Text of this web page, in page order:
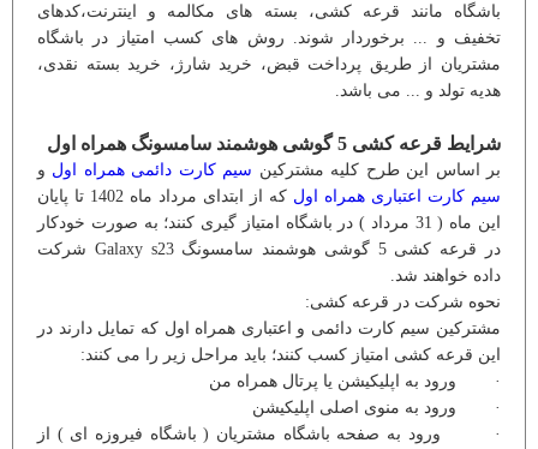
باشگاه مانند قرعه کشی، بسته های مکالمه و اینترنت،کدهای
تخفیف و ... برخوردار شوند. روش های کسب امتیاز در باشگاه
مشتریان از طریق پرداخت قبض، خرید شارژ، خرید بسته نقدی،
هدیه تولد و ... می باشد.
شرایط قرعه کشی 5 گوشی هوشمند سامسونگ همراه اول
بر اساس این طرح کلیه مشترکین سیم کارت دائمی همراه اول و
سیم کارت اعتباری همراه اول
که از ابتدای مرداد ماه 1402 تا پایان
این ماه ( 31 مرداد ) در باشگاه امتیاز گیری کنند؛ به صورت خودکار
در قرعه کشی 5 گوشی هوشمند سامسونگ Galaxy s23 شرکت
داده خواهند شد.
نحوه شرکت در قرعه کشی:
مشترکین سیم کارت دائمی و اعتباری همراه اول که تمایل دارند در
این قرعه کشی امتیاز کسب کنند؛ باید مراحل زیر را می کنند:
· ورود به اپلیکیشن یا پرتال همراه من
· ورود به منوی اصلی اپلیکیشن
· ورود به صفحه باشگاه مشتریان ( باشگاه فیروزه ای ) از